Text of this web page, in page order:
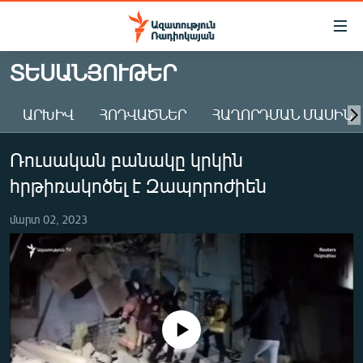
Մատչելիության
Անցնել
հիմնական
Անցնել
հիմնական
մենյուին
Որոնում
ԱԶԱՏՈՒԹՅՈՒՆ TV
ՀԱՅԱՍՏԱՆ
ԸՆՏՐՈՒԹՅՈՒՆՆԵՐ 2026
ԻՐԱՎՈՒՆՔ
ՀԱՍԱՐԱԿՈՒԹՅՈՒՆ
ՏՆՏԵՍՈՒԹՅՈՒՆ
ՂԱՐԱԲԱՂ
ՊԱՏԵՐԱԶՄԻ 6 ՇԱԲԱԹՆԵՐԸ
ՏԱՐԱԾԱՇՐՋԱՆ
ՏԵՍԱՆՅՈՒԹԵՐ
ԱՐԽԻՎ ՀՈԴՎԱԾՆԵՐ ՀԱՂՈՐԴՄԱՆ ՄԱՍԻՆ
Ռուսական բանակը կրկին
հրթիռակոծել է Զապորոժիեն
մարտ 02, 2023
No media source currently available